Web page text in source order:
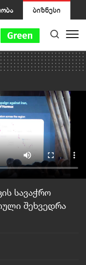
ბიზნესი
სავაჭრო
შეხვედრა